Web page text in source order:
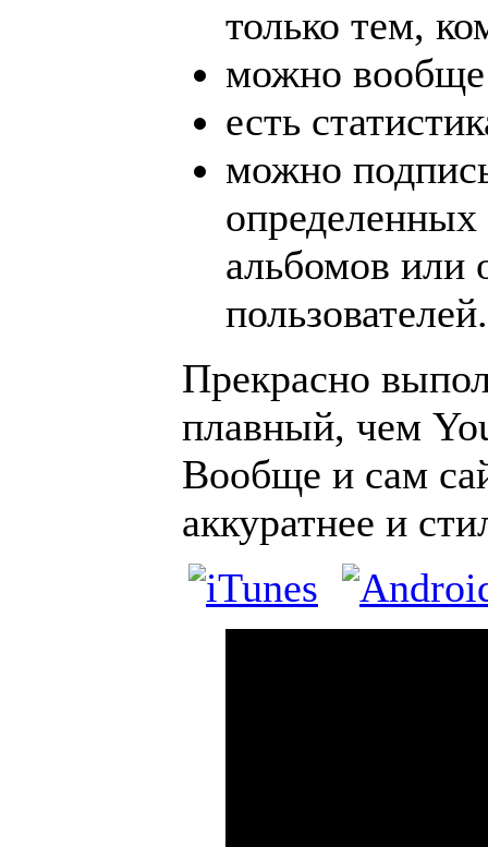
только тем,
можно вообще
есть
можно
определенных
альбомов или
пользователей.
Прекрасно
плавный, чем
Вообще и сам
аккуратнее и